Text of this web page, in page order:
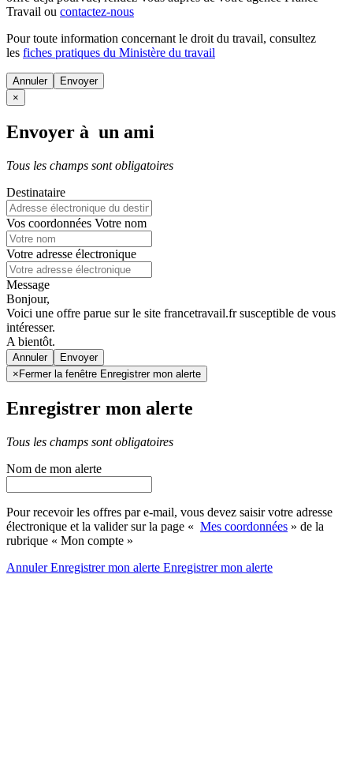
Travail ou contactez-nous
Pour toute information concernant le droit du travail, consultez
les fiches pratiques du Ministère du travail
Annuler
×
Envoyer à un ami
Tous les champs sont obligatoires
Destinataire
Vos coordonnées Votre nom
Votre adresse électronique
Message
Bonjour,
Voici une offre parue sur le site francetravail.fr susceptible de vous
intéresser.
A bientôt.
Annuler
× Fermer la fenêtre Enregistrer mon alerte
Enregistrer mon alerte
Tous les champs sont obligatoires
Nom de mon alerte
Pour recevoir les offres par e-mail, vous devez saisir votre adresse
électronique et la valider sur la page « Mes coordonnées » de la
rubrique « Mon compte »
AnnulerEnregistrer mon alerte Enregistrermon alerte